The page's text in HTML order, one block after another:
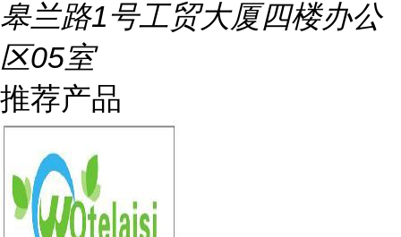
皋兰路1号工贸大厦四楼办公
区05室
推荐产品